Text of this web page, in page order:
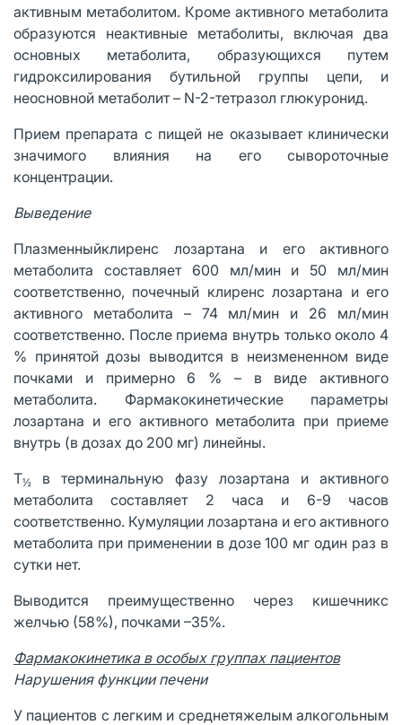
активным метаболитом. Кроме активного метаболита
образуются неактивные метаболиты, включая два
основных метаболита, образующихся путем
гидроксилирования бутильной группы цепи, и
неосновной метаболит – N-2-тетразол глюкуронид.
Прием препарата с пищей не оказывает клинически
значимого влияния на его сывороточные
концентрации.
Выведение
Плазменныйклиренс лозартана и его активного
метаболита составляет 600 мл/мин и 50 мл/мин
соответственно, почечный клиренс лозартана и его
активного метаболита – 74 мл/мин и 26 мл/мин
соответственно. После приема внутрь только около 4
% принятой дозы выводится в неизмененном виде
почками и примерно 6 % – в виде активного
метаболита. Фармакокинетические параметры
лозартана и его активного метаболита при приеме
внутрь (в дозах до 200 мг) линейны.
Т½
в терминальную фазу лозартана и активного
метаболита составляет 2 часа и 6-9 часов
соответственно. Кумуляции лозартана и его активного
метаболита при применении в дозе 100 мг один раз в
сутки нет.
Выводится преимущественно через кишечникc
желчью (58%), почками –35%.
Фармакокинетика в особых группах пациентов
Нарушения функции печени
У пациентов с легким и среднетяжелым алкогольным